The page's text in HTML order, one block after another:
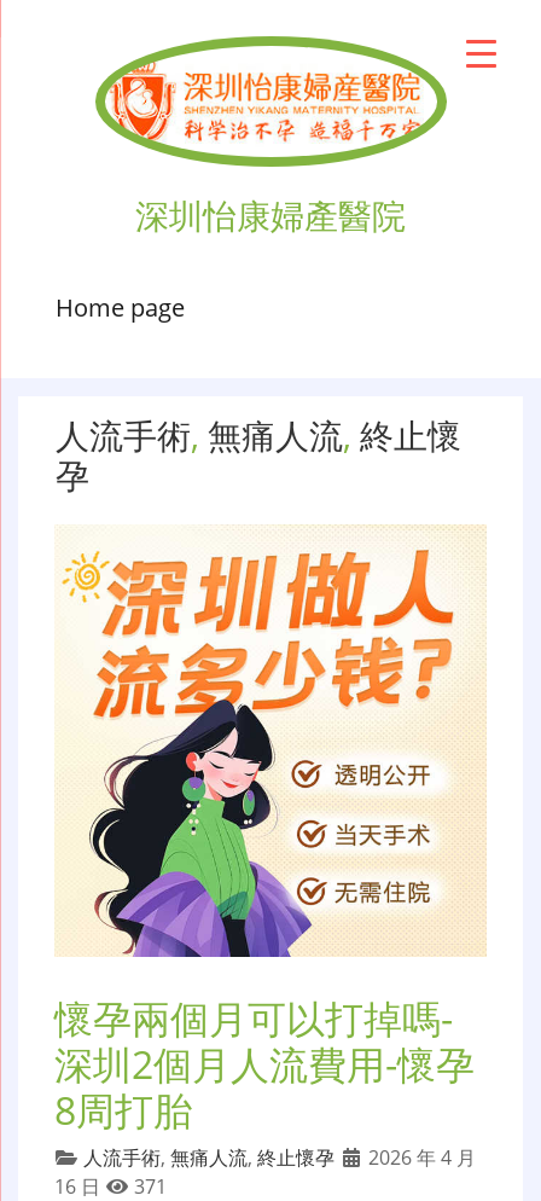
深圳怡康婦產醫院
Home page
人流手術, 無痛人流, 終止懷
孕
懷孕兩個月可以打掉嗎-
深圳2個月人流費用-懷孕
8周打胎
人流手術, 無痛人流, 終止懷孕
2026 年 4 月
16 日
371